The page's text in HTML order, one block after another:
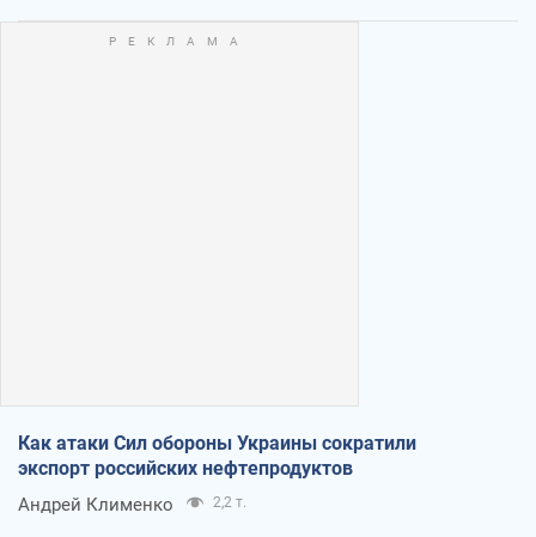
Как атаки Сил обороны Украины сократили
экспорт российских нефтепродуктов
Андрей Клименко 2,2 т.